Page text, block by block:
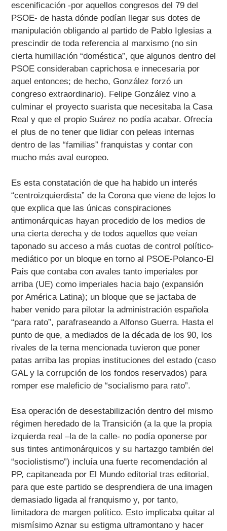
escenificación -por aquellos congresos del 79 del
PSOE- de hasta dónde podían llegar sus dotes de
manipulación obligando al partido de Pablo Iglesias a
prescindir de toda referencia al marxismo (no sin
cierta humillación “doméstica”, que algunos dentro del
PSOE consideraban caprichosa e innecesaria por
aquel entonces; de hecho, González forzó un
congreso extraordinario). Felipe González vino a
culminar el proyecto suarista que necesitaba la Casa
Real y que el propio Suárez no podía acabar. Ofrecía
el plus de no tener que lidiar con peleas internas
dentro de las “familias” franquistas y contar con
mucho más aval europeo.
Es esta constatación de que ha habido un interés
“centroizquierdista” de la Corona que viene de lejos lo
que explica que las únicas conspiraciones
antimonárquicas hayan procedido de los medios de
una cierta derecha y de todos aquellos que veían
taponado su acceso a más cuotas de control político-
mediático por un bloque en torno al PSOE-Polanco-El
País que contaba con avales tanto imperiales por
arriba (UE) como imperiales hacia bajo (expansión
por América Latina); un bloque que se jactaba de
haber venido para pilotar la administración española
“para rato”, parafraseando a Alfonso Guerra. Hasta el
punto de que, a mediados de la década de los 90, los
rivales de la terna mencionada tuvieron que poner
patas arriba las propias instituciones del estado (caso
GAL y la corrupción de los fondos reservados) para
romper ese maleficio de “socialismo para rato”.
Esa operación de desestabilización dentro del mismo
régimen heredado de la Transición (a la que la propia
izquierda real –la de la calle- no podía oponerse por
sus tintes antimonárquicos y su hartazgo también del
“sociolistismo”) incluía una fuerte recomendación al
PP, capitaneada por El Mundo editorial tras editorial,
para que este partido se desprendiera de una imagen
demasiado ligada al franquismo y, por tanto,
limitadora de margen político. Esto implicaba quitar al
mismísimo Aznar su estigma ultramontano y hacer